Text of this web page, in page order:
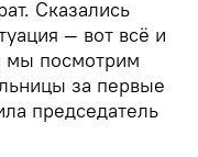
Сказались
— вот всё и
мы посмотрим
за первые
председатель